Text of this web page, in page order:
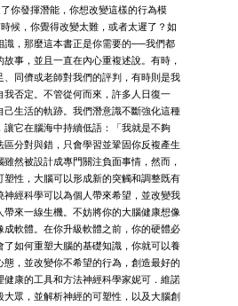
你發揮潛能，你想改變這樣的行為模
候，你覺得改變太難，或者太遲了？如
識，那麼這本書正是你需要的──我們都
事，並且一直在內心重複述說。有時，
、同儕或老師對我們的評判，有時則是我
我否定。不管從何而來，許多人日復一
己生活的軌跡。我們潛意識不斷強化這種
讓它在腦海中持續低語：「我就是不夠
區分對與錯，只會學習並鞏固你反複產生
然被設計成專門關注負面事情，然而，
塑性，大腦可以形成新的突觸和調整既有
神經科學可以為個人帶來希望，並改變我
帶來一線生機。不妨將你的大腦健康想像
成軟體。在你升級軟體之前，你的硬體必
了如何重塑大腦的基礎知識，你就可以養
態，並改變你不希望的行為，創造最好的
健康的工具和方法神經科學家妮可．維諾
眾，並解析神經的可塑性，以及大腦創